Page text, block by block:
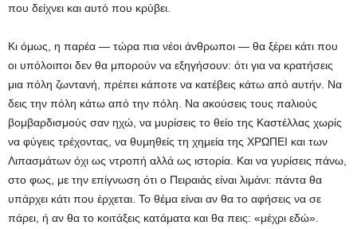
που δείχνει και αυτό που κρύβει.
Κι όμως, η παρέα — τώρα πια νέοι άνθρωποι — θα ξέρει κάτι που
οι υπόλοιποι δεν θα μπορούν να εξηγήσουν: ότι για να κρατήσεις
μια πόλη ζωντανή, πρέπει κάποτε να κατέβεις κάτω από αυτήν. Να
δεις την πόλη κάτω από την πόλη. Να ακούσεις τους παλιούς
βομβαρδισμούς σαν ηχώ, να μυρίσεις το θείο της Καστέλλας χωρίς
να φύγεις τρέχοντας, να θυμηθείς τη χημεία της ΧΡΩΠΕΙ και των
Λιπασμάτων όχι ως ντροπή αλλά ως ιστορία. Και να γυρίσεις πάνω,
στο φως, με την επίγνωση ότι ο Πειραιάς είναι λιμάνι: πάντα θα
υπάρχει κάτι που έρχεται. Το θέμα είναι αν θα το αφήσεις να σε
πάρει, ή αν θα το κοιτάξεις κατάματα και θα πεις: «μέχρι εδώ».